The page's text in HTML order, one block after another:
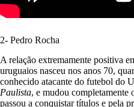
2- Pedro Rocha
A relação extremamente positiva
uruguaios nasceu nos anos 70,
conhecido atacante do futebol do
Paulista, e mudou completamente
passou a conquistar títulos e pela